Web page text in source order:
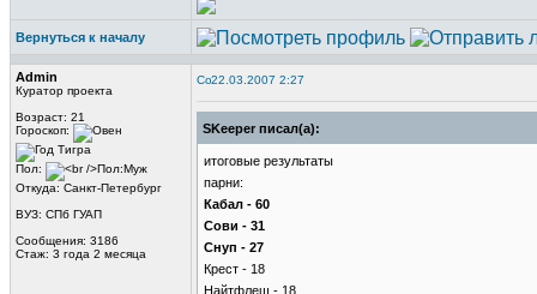
Вернуться к началу
Admin
Куратор проекта
Возраст: 21
Гороскоп:
Пол:
Откуда: Санкт-Петербург
ВУЗ: СПб ГУАП
Сообщения: 3186
Стаж: 3 года 2 месяца
22.03.2007 2:27
SKeeper писал(а):
итоговые результаты
парни:
Кабал - 60
Сови - 31
Снуп - 27
Крест - 18
Найтфлеш - 18